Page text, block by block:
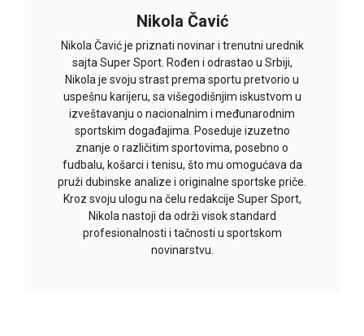
Nikola Čavić
Nikola Čavić je priznati novinar i trenutni urednik
sajta Super Sport. Rođen i odrastao u Srbiji,
Nikola je svoju strast prema sportu pretvorio u
uspešnu karijeru, sa višegodišnjim iskustvom u
izveštavanju o nacionalnim i međunarodnim
sportskim događajima. Poseduje izuzetno
znanje o različitim sportovima, posebno o
fudbalu, košarci i tenisu, što mu omogućava da
pruži dubinske analize i originalne sportske priče.
Kroz svoju ulogu na čelu redakcije Super Sport,
Nikola nastoji da održi visok standard
profesionalnosti i tačnosti u sportskom
novinarstvu.